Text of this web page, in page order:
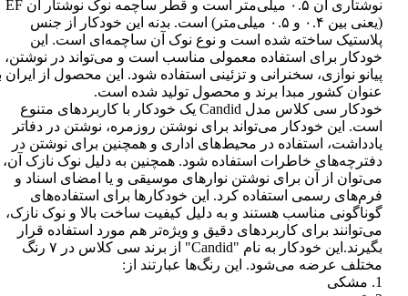
نوشتاری آن ۰.۵ میلی‌متر است و قطر ساچمه نوک نوشتار آن EF
(یعنی بین ۰.۴ و ۰.۵ میلی‌متر) است. بدنه این خودکار از جنس
پلاستیک ساخته شده است و نوع نوک آن ساچمه‌ای است. این
خودکار برای استفاده معمولی مناسب است و می‌تواند در نوشتن،
پیانو نوازی، سخنرانی و تزئینی استفاده شود. این محصول از ایران
عنوان کشور مبدا برند و محصول تولید شده است.
خودکار سی کلاس مدل Candid یک خودکار با کاربردهای متنوع
است. این خودکار می‌تواند برای نوشتن روزمره، نوشتن در دفاتر
یادداشت، استفاده در محیط‌های اداری و همچنین برای نوشتن در
دفترچه‌های خاطرات استفاده شود. همچنین به دلیل نوک نازک آن،
می‌توان از آن برای نوشتن نوارهای موسیقی و یا امضای اسناد و
فرم‌های رسمی استفاده کرد. این خودکارها برای استفاده‌های
گوناگونی مناسب هستند و به دلیل کیفیت ساخت بالا و نوک نازک،
می‌توانند برای کاربردهای دقیق و ویژه‌تر هم مورد استفاده قرار
بگیرند.این خودکار به نام "Candid" از برند سی کلاس در ۷ رنگ
مختلف عرضه می‌شود. این رنگ‌ها عبارتند از:
1. مشکی